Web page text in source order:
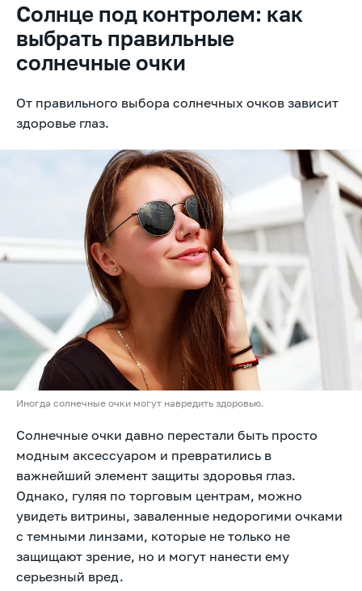
Солнце под контролем: как
выбрать правильные
солнечные очки
От правильного выбора солнечных очков зависит
здоровье глаз.
Иногда солнечные очки могут навредить здоровью.
Солнечные очки давно перестали быть просто
модным аксессуаром и превратились в
важнейший элемент защиты здоровья глаз.
Однако, гуляя по торговым центрам, можно
увидеть витрины, заваленные недорогими очками
с темными линзами, которые не только не
защищают зрение, но и могут нанести ему
серьезный вред.